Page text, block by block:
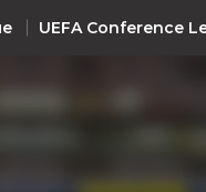
UEFA Conference